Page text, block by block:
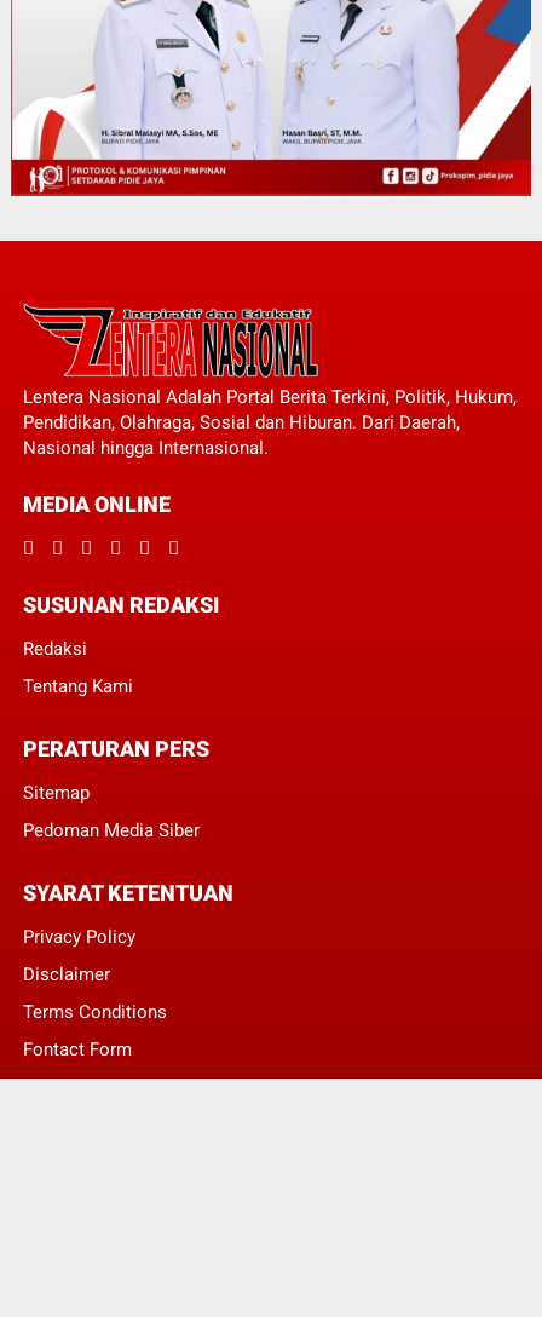
Lentera Nasional Adalah Portal Berita Terkini, Politik, Hukum,
Pendidikan, Olahraga, Sosial dan Hiburan. Dari Daerah,
Nasional hingga Internasional.
MEDIA ONLINE
SUSUNAN REDAKSI
Redaksi
Tentang Kami
PERATURAN PERS
Sitemap
Pedoman Media Siber
SYARAT KETENTUAN
Privacy Policy
Disclaimer
Terms Conditions
Fontact Form